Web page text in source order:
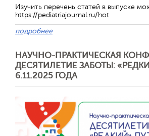
Изучить перечень статей в выпуске
https://pediatriajournal.ru/hot
подробнее
НАУЧНО-ПРАКТИЧЕСКАЯ
ДЕСЯТИЛЕТИЕ ЗАБОТЫ:
6.11.2025 ГОДА